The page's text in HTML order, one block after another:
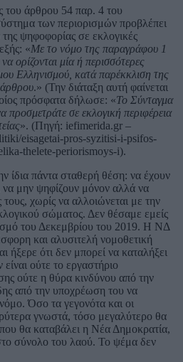
άρθρου 54 παρ. 4 του
των περιορισμών προβλέπει
ψηφοφορίας σε εκλογικές
«Με το νόμο της παραγράφου 1
ορίζονται μία ή περισσότερες
Ελληνισμού, κατά παρέκκλιση της
.» (Την διάταξη αυτή φαίνεται
πρόσφατα δήλωσε: «Το Σύνταγμα
προσμετράτε σε εκλογική περιφέρεια
». (Πηγή: iefimerida.gr –
eisagetai-pros-syzitisi-i-psifos-
thelete-periorismoys-i).
ίδια πάντα σταθερή θέση: να έχουν
μην ψηφίζουν μόνον αλλά να
χωρίς να αλλοιώνεται με την
σώματος. Δεν θέσαμε εμείς
του Δεκεμβρίου του 2019. Η ΝΔ
και αλυσιτελή νομοθετική
ήξερε ότι δεν μπορεί να καταλήξει
ούτε το εργαστήριο
ούτε η θύρα κινδύνου από την
από την υποχρέωση του να
Όσο τα γεγονότα και οι
γνωστά, τόσο μεγαλύτερο θα
που θα καταβάλει η Νέα Δημοκρατία,
σύνολο του λαού. Το ψέμα δεν